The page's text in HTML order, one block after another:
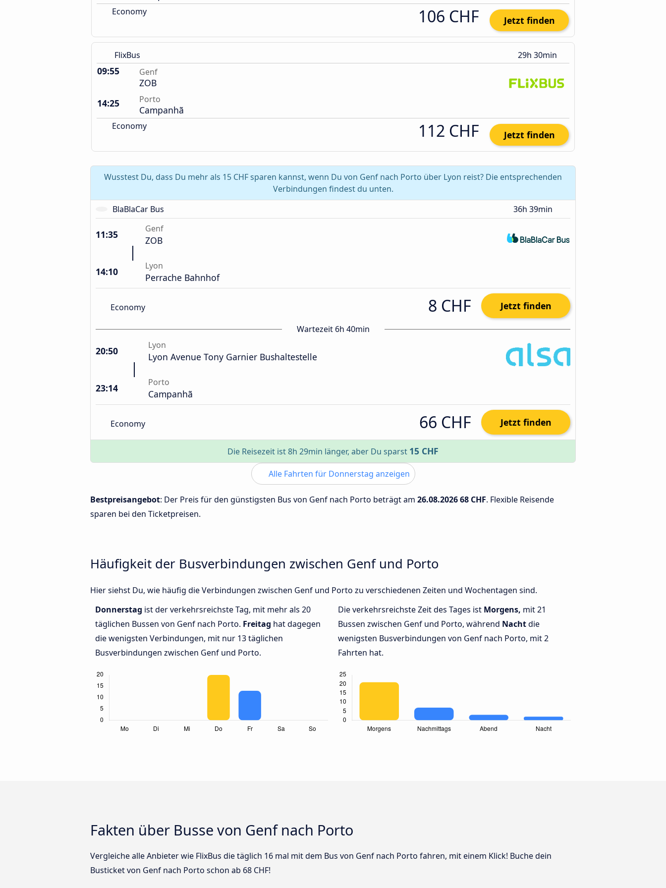
Economy 106 CHF Jetzt finden
FlixBus 29h 30min
09:55 Genf
ZOB
14:25
Porto
Campanhã
Economy 112 CHF Jetzt finden
Wusstest Du, dass Du mehr als 15 CHF sparen kannst, wenn Du von Genf nach Porto über Lyon reist? Die entsprechenden
Verbindungen findest du unten.
BlaBlaCar Bus
36h 39min
11:35 Genf
ZOB
14:10 Lyon
Perrache Bahnhof
Economy 8 CHF Jetzt finden
Wartezeit 6h 40min
20:50 Lyon
Lyon Avenue Tony Garnier Bushaltestelle
23:14 Porto
Campanhã
Economy 66 CHF Jetzt finden
Die Reisezeit ist 8h 29min länger, aber Du sparst 15 CHF
Alle Fahrten für Donnerstag anzeigen
Bestpreisangebot: Der Preis für den günstigsten Bus von Genf nach Porto beträgt am 26.08.202668 CHF. Flexible Reisende
sparen bei den Ticketpreisen.
Häufigkeit der Busverbindungen zwischen Genf und Porto
Hier siehst Du, wie häufig die Verbindungen zwischen Genf und Porto zu verschiedenen Zeiten und Wochentagen sind.
Donnerstag ist der verkehrsreichste Tag, mit mehr als 20
täglichen Bussen von Genf nach Porto. Freitag hat dagegen
die wenigsten Verbindungen, mit nur 13 täglichen
Busverbindungen zwischen Genf und Porto.
Die verkehrsreichste Zeit des Tages ist Morgens, mit 21
Bussen zwischen Genf und Porto, während Nachtdie
wenigsten Busverbindungen von Genf nach Porto, mit 2
Fahrten hat.
Fakten über Busse von Genf nach Porto
Vergleiche alle Anbieter wie FlixBus die täglich 16 mal mit dem Bus von Genf nach Porto fahren, mit einem Klick! Buche dein
Busticket von Genf nach Porto schon ab 68 CHF!